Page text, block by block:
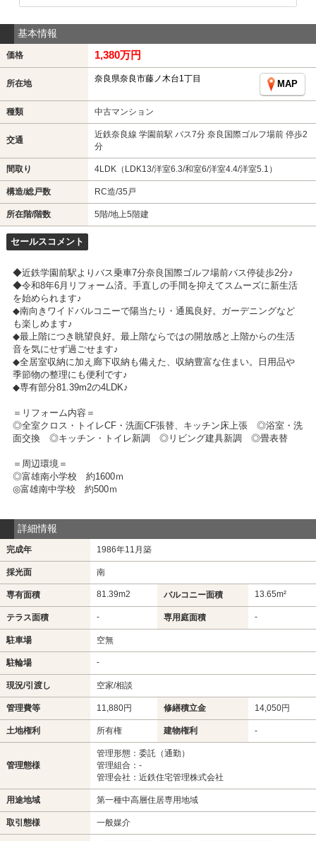
基本情報
価格 1,380万円
所在地 奈良県奈良市藤ノ木台1丁目
MAP
種類 中古マンション
交通
近鉄奈良線 学園前駅 バス7分 奈良国際ゴルフ場前 停歩2
分
間取り 4LDK（LDK13/洋室6.3/和室6/洋室4.4/洋室5.1）
構造/総戸数 RC造/35戸
所在階/階数 5階/地上5階建
セールスコメント
◆近鉄学園前駅よりバス乗車7分奈良国際ゴルフ場前バス停徒歩2分♪
◆令和8年6月リフォーム済。手直しの手間を抑えてスムーズに新生活
を始められます♪
◆南向きワイドバルコニーで陽当たり・通風良好。ガーデニングなど
も楽しめます♪
◆最上階につき眺望良好。最上階ならではの開放感と上階からの生活
音を気にせず過ごせます♪
◆全居室収納に加え廊下収納も備えた、収納豊富な住まい。日用品や
季節物の整理にも便利です♪
◆専有部分81.39m2の4LDK♪
＝リフォーム内容＝
◎全室クロス・トイレCF・洗面CF張替、キッチン床上張 ◎浴室・洗
面交換 ◎キッチン・トイレ新調 ◎リビング建具新調 ◎畳表替
＝周辺環境＝
◎富雄南小学校 約1600ｍ
◎富雄南中学校 約500ｍ
詳細情報
完成年 1986年11月築
採光面 南
専有面積 81.39m2 バルコニー面積 13.65m²
テラス面積 - 専用庭面積 -
駐車場 空無
駐輪場 -
現況/引渡し 空家/相談
管理費等 11,880円 修繕積立金 14,050円
土地権利 所有権 建物権利 -
管理態様
管理形態：委託（通勤）
管理組合：-
管理会社：近鉄住宅管理株式会社
用途地域 第一種中高層住居専用地域
取引態様 一般媒介